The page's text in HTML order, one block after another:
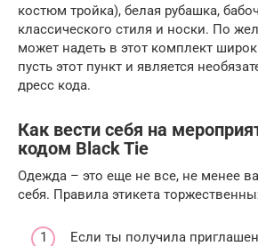
костюм тройка), белая рубашка,
классического стиля и носки. По
может надеть в этот комплект
пусть этот пункт и является
дресс кода.
Как вести себя на
кодом Black Tie
Одежда – это еще не все, не менее
себя. Правила этикета
Если ты получила